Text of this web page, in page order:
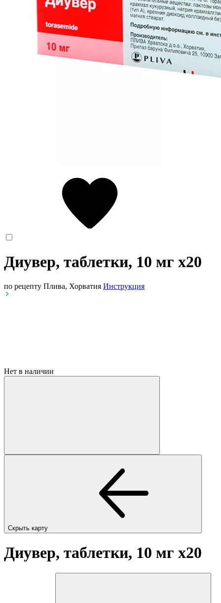
Диувер, таблетки, 10 мг x20
по рецепту Плива, Хорватия Инструкция
Нет в наличии
Скрыть карту
Диувер, таблетки, 10 мг x20